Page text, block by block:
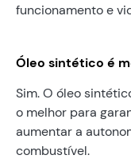
funcionamento e
Óleo sintético é
Sim. O óleo
o melhor para
aumentar a
combustível.